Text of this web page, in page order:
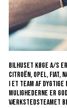
Bilhuset Køge A/S
Citroën, Opel, Fiat,
i et team af dygtige
Mulighederne er
Værkstedsteamet